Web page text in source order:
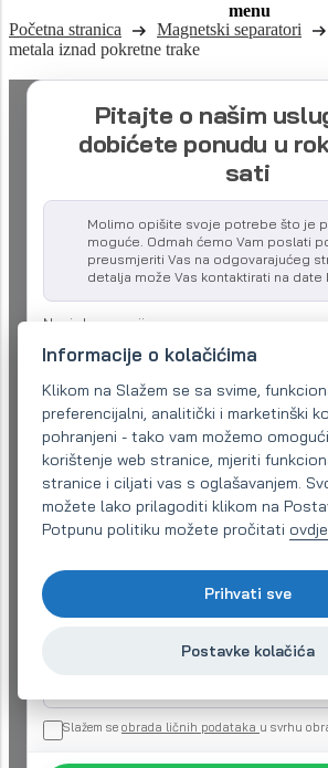
menu
Početna stranica
Magnetski separatori
metala iznad pokretne trake
Pitajte o našim
dobićete ponudu u
sati
Molimo opišite svoje potrebe što je
moguće. Odmah ćemo Vam poslati
preusmjeriti Vas na odgovarajućeg
detalja može Vas kontaktirati na date
Naziv kompanije:
Telefon:
Slažem se obrada ličnih podataka u svrhu
Informacije o kolačićima
Klikom na Slažem se sa svime,
preferencijalni, analitički i marketinški
pohranjeni - tako vam možemo
korištenje web stranice, mjeriti
stranice i ciljati vas s oglašavanjem.
možete lako prilagoditi klikom na
Potpunu politiku možete pročitati ovdje
Prihvati sve
Postavke kolačića